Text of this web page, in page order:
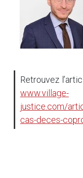
Retrouvez
www.village-
justice.com/
cas-deces-